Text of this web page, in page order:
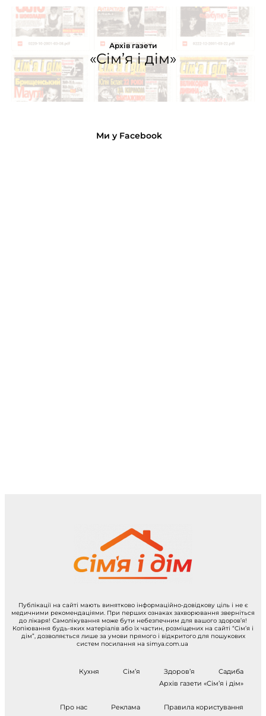
Архів газети
«Сім’я і дім»
Ми у Facebook
Публікації на сайті мають винятково інформаційно-довідкову ціль і не є
медичними рекомендаціями. При перших ознаках захворювання зверніться
до лікаря! Самолікування може бути небезпечним для вашого здоров’я!
Копіювання будь-яких матеріалів або їх частин, розміщених на сайті “Сім’я і
дім”, дозволяється лише за умови прямого і відкритого для пошукових
систем посилання на simya.com.ua
Кухня Сім’я Здоров’я
Садиба
Архів газети «Сім’я і дім»
Про нас Реклама
Правила користування